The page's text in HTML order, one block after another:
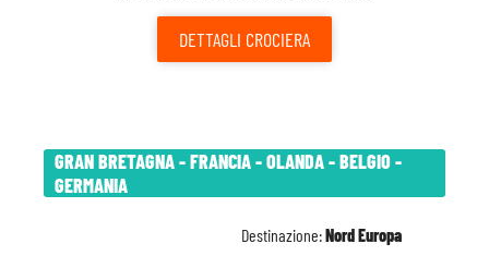
DETTAGLI CROCIERA
GRAN BRETAGNA - FRANCIA - OLANDA - BELGIO -
GERMANIA
Destinazione:Nord Europa